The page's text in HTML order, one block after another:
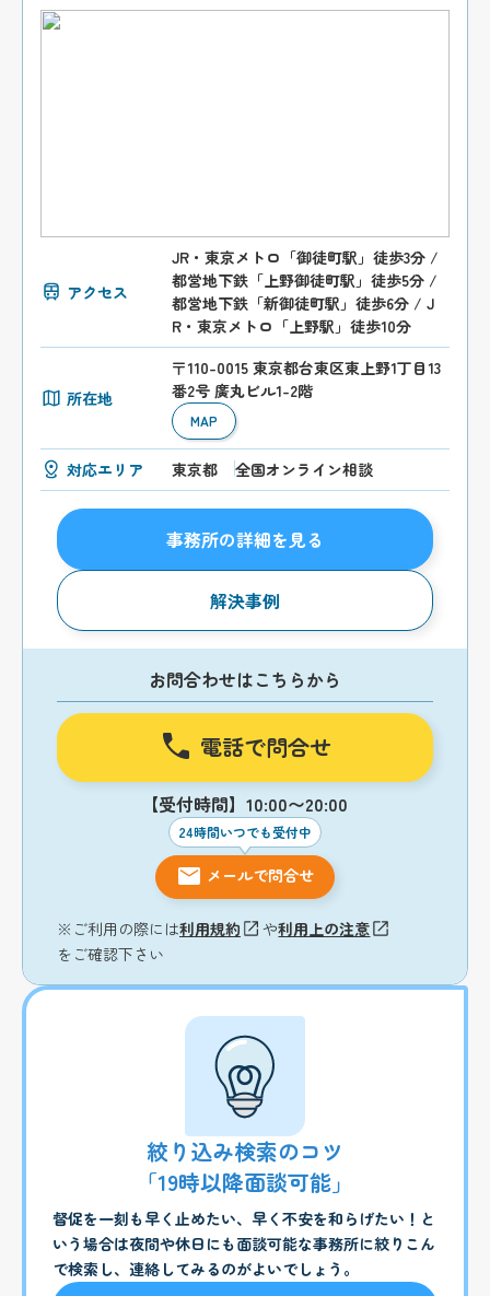
アクセス
JR・東京メトロ「御徒町駅」徒歩3分 /
都営地下鉄「上野御徒町駅」徒歩5分 /
都営地下鉄「新御徒町駅」徒歩6分 / J
R・東京メトロ「上野駅」徒歩10分
所在地
〒110-0015 東京都台東区東上野1丁目13
番2号 廣丸ビル1-2階
MAP
対応エリア 東京都 全国オンライン相談
事務所の詳細を見る
解決事例
お問合わせはこちらから
電話で問合せ
【受付時間】10:00〜20:00
24時間いつでも受付中
メールで問合せ
※ご利用の際には利用規約 や利用上の注意
をご確認下さい
絞り込み検索のコツ
「19時以降面談可能」
督促を一刻も早く止めたい、早く不安を和らげたい！と
いう場合は夜間や休日にも面談可能な事務所に絞りこん
で検索し、連絡してみるのがよいでしょう。